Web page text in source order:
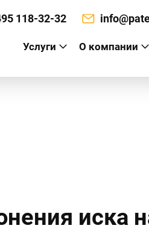
118-32-32
Услуги О компании
иска